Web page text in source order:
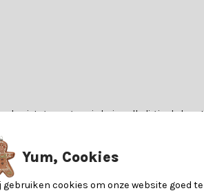
niet genoeg om je huis volledig in de
is dé ideale manier om voordelig
volledig PVC, volledig PE of
Yum, Cookies
gebruiken cookies om onze website goed